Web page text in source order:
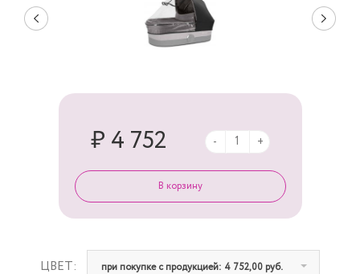
ЦВЕТ: при покупке с продукцией: 4 752,00 руб.
₽ 4 752 - +